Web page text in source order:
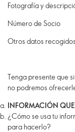
Fotografía y
Número de Socio
Otros datos
Tenga presente que
no podremos
INFORMACIÓN QUE
¿Cómo se usa tu
para hacerlo?